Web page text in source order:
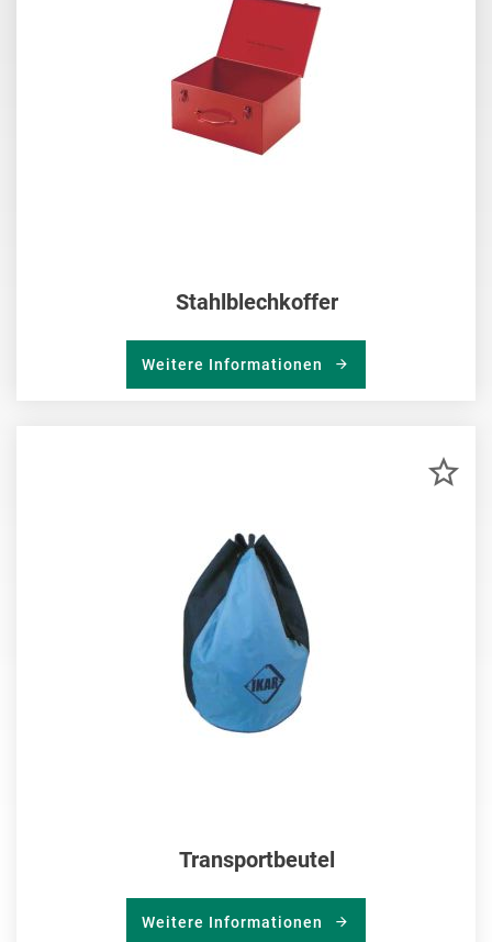
Stahlblechkoffer
Weitere Informationen
Transportbeutel
Weitere Informationen